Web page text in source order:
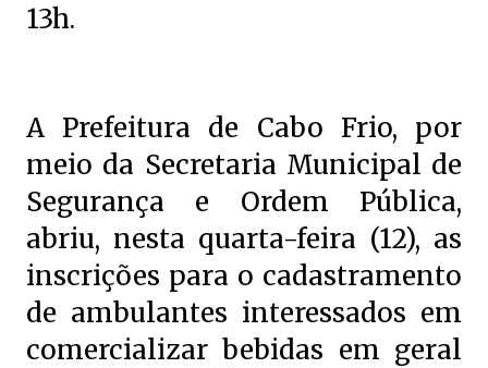
13h.
A Prefeitura de Cabo Frio, por
meio da Secretaria Municipal de
Segurança e Ordem Pública,
abriu, nesta quarta-feira (12), as
inscrições para o cadastramento
de ambulantes interessados em
comercializar bebidas em geral